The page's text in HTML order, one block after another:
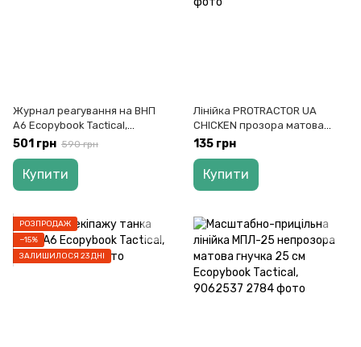
Журнал реагування на ВНП
А6 Ecopybook Tactical,
9062841
501 грн 590 грн
Купити
Лінійка PROTRACTOR UA
CHICKEN прозора матова
гнучка 12х7 см Ecopybook
135 грн
Купити
РОЗПРОДАЖ
−15%
ЗАЛИШИЛОСЯ 23 ДНІ